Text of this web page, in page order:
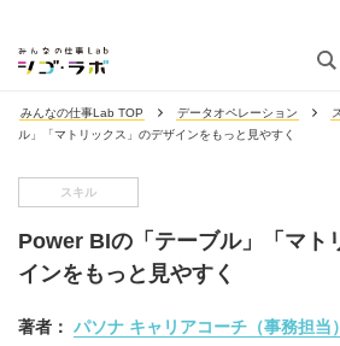
みんなの仕事Lab TOP データオペレーション
ル」「マトリックス」のデザインをもっと見やすく
スキル
Power BIの「テーブル」「マト
インをもっと見やすく
著者： パソナ キャリアコーチ（事務担当）